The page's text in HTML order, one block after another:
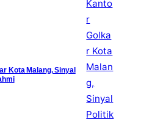
Kota Malang, Sinyal